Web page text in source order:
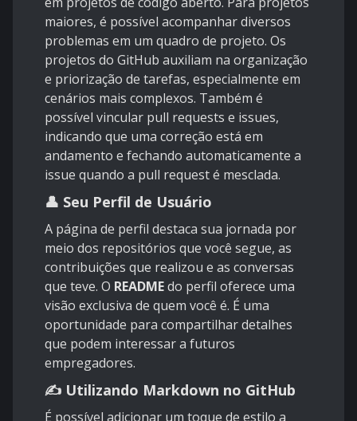
maiores, é possível acompanhar diversos
problemas em um quadro de projeto. Os
projetos do GitHub auxiliam na organização
e priorização de tarefas, especialmente em
cenários mais complexos. Também é
possível vincular pull requests e issues,
indicando que uma correção está em
andamento e fechando automaticamente a
issue quando a pull request é mesclada.
👤 Seu Perfil de Usuário
A página de perfil destaca sua jornada por
meio dos repositórios que você segue, as
contribuições que realizou e as conversas
que teve. O READMEdo perfil oferece uma
visão exclusiva de quem você é. É uma
oportunidade para compartilhar detalhes
que podem interessar a futuros
empregadores.
✍️ Utilizando Markdown no GitHub
É possível adicionar um toque de estilo a